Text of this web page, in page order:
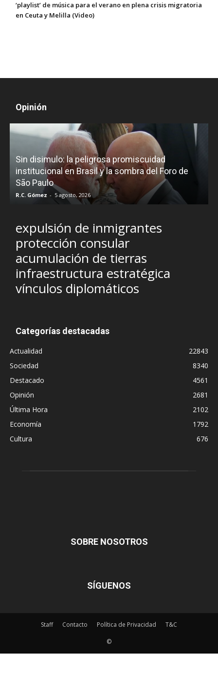
‘playlist’ de música para el verano en plena crisis migratoria
en Ceuta y Melilla (Video)
Opinión
Sin disimulo: la peligrosa promiscuidad
institucional en Brasil y la sombra del Foro de
São Paulo
R.C. Gómez - 5 agosto, 2026
expulsión de inmigrantes
protección consular
acumulación de tierras
infraestructura estratégica
vínculos diplomáticos
Categorías destacadas
Actualidad
22843
Sociedad
8340
Destacado
4561
Opinión
2681
Última Hora
2102
Economía
1792
Cultura
676
SOBRE NOSOTROS
SÍGUENOS
Staff Contacto Política de Privacidad T&C
©